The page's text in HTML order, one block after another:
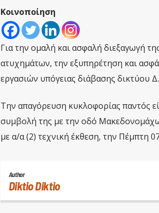
Κοινοποίηση
Για την ομαλή και ασφαλή διεξαγωγή
ατυχημάτων, την εξυπηρέτηση και
εργασιών υπόγειας διάβασης δικτύου
Την απαγόρευση κυκλοφορίας παντός
συμβολή της με την οδό
με α/α (2) τεχνική έκθεση, την Πέμπτη
Author
Diktio Diktio